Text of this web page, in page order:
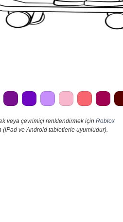
veya çevrimiçi renklendirmek için Roblox
(iPad ve Android tabletlerle uyumludur).